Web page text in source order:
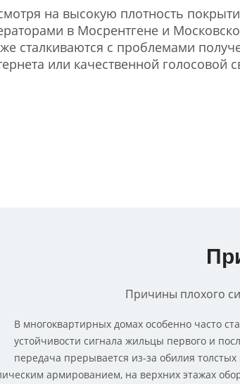
на высокую плотность
в Мосрентгене и
сталкиваются с проблемами
или качественной голосовой
Причины плохого
В многоквартирных домах особенно часто
устойчивости сигнала жильцы первого и
передача прерывается из-за обилия
армированием, на верхних этажах